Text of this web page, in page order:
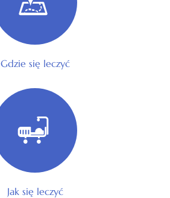
Gdzie się leczyć
Jak się leczyć